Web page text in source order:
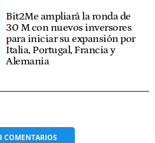
Bit2Me ampliará la ronda de
30 M con nuevos inversores
para iniciar su expansión por
Italia, Portugal, Francia y
Alemania
COMENTARIOS